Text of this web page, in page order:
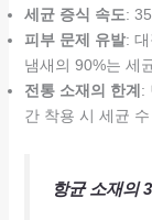
세균 증식 속도:
피부 문제 유발: 대
냄새의 90%는 세
전통 소재의 한계 :
간 착용 시 세균 수
항균 소재의